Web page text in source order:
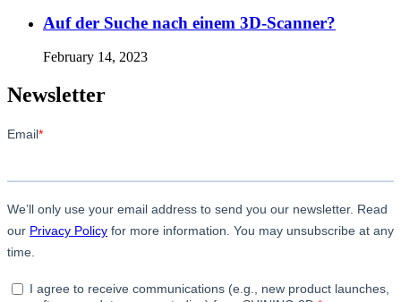
Auf der Suche nach einem 3D-Scanner?
February 14, 2023
Newsletter